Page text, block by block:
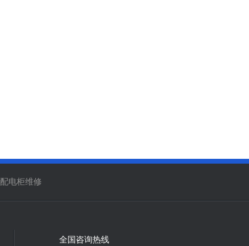
配电柜维修
全国咨询热线